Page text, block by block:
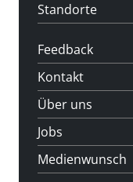
Standorte
Feedback
Kontakt
Über uns
Jobs
Medienwunsch